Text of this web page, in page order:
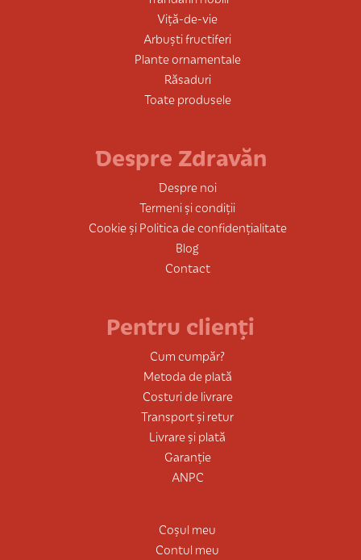
Viță-de-vie
Arbuști fructiferi
Plante ornamentale
Răsaduri
Toate produsele
Despre Zdravăn
Despre noi
Termeni și condiții
Cookie și Politica de confidențialitate
Blog
Contact
Pentru clienți
Cum cumpăr?
Metoda de plată
Costuri de livrare
Transport și retur
Livrare și plată
Garanție
ANPC
Coșul meu
Contul meu